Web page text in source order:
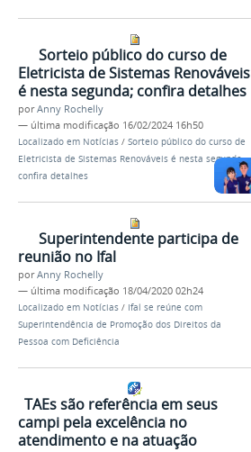
Sorteio público do curso de
Eletricista de Sistemas Renováveis
é nesta segunda; confira detalhes
porAnny Rochelly
— última modificação 16/02/2024 16h50
Localizado em Notícias / Sorteio público do curso de
Eletricista de Sistemas Renováveis é nesta segunda;
confira detalhes
Superintendente participa de
reunião no Ifal
porAnny Rochelly
— última modificação 18/04/2020 02h24
Localizado em Notícias / Ifal se reúne com
Superintendência de Promoção dos Direitos da
Pessoa com Deficiência
TAEs são referência em seus
campi pela excelência no
atendimento e na atuação